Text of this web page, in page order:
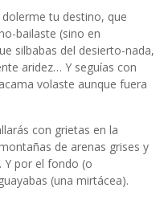
tu destino, que
bailaste (sino en
silbabas del desierto-nada,
aridez… Y seguías con
volaste aunque fuera
con grietas en la
de arenas grises y
Y por el fondo (o
(una mirtácea).